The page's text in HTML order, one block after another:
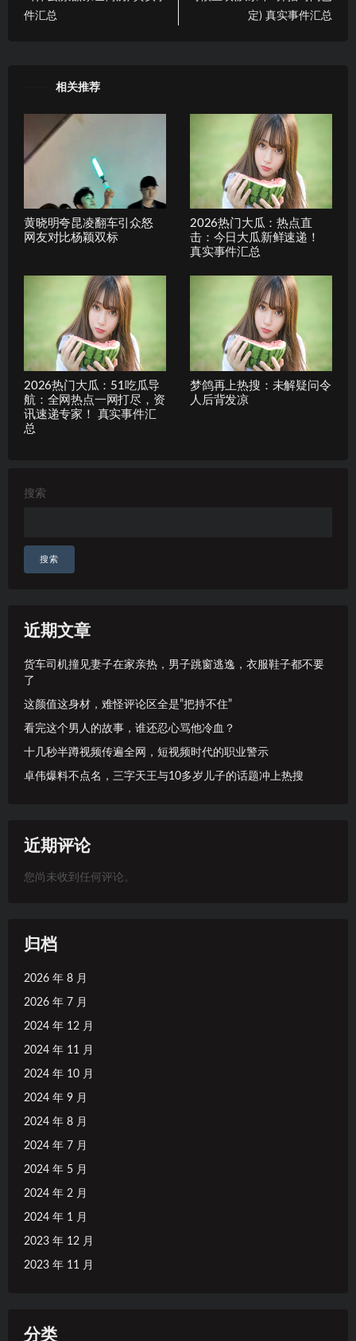
件汇总
定) 真实事件汇总
相关推荐
黄晓明夸昆凌翻车引众怒
网友对比杨颖双标
2026热门大瓜：热点直
击：今日大瓜新鲜速递！
真实事件汇总
2026热门大瓜：51吃瓜导
航：全网热点一网打尽，资
讯速递专家！ 真实事件汇
总
梦鸽再上热搜：未解疑问令
人后背发凉
搜索
搜索
近期文章
货车司机撞见妻子在家亲热，男子跳窗逃逸，衣服鞋子都不要
了
这颜值这身材，难怪评论区全是”把持不住”
看完这个男人的故事，谁还忍心骂他冷血？
十几秒半蹲视频传遍全网，短视频时代的职业警示
卓伟爆料不点名，三字天王与10多岁儿子的话题冲上热搜
近期评论
您尚未收到任何评论。
归档
2026 年 8 月
2026 年 7 月
2024 年 12 月
2024 年 11 月
2024 年 10 月
2024 年 9 月
2024 年 8 月
2024 年 7 月
2024 年 5 月
2024 年 2 月
2024 年 1 月
2023 年 12 月
2023 年 11 月
分类